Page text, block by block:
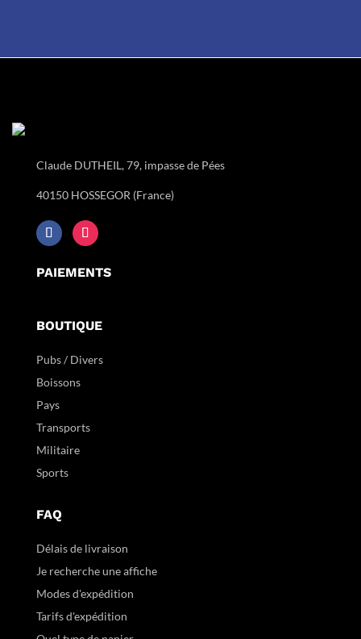
Claude DUTHEIL, 79, impasse de Pées
40150 HOSSEGOR (France)
PAIEMENTS
BOUTIQUE
Pubs / Divers
Boissons
Pays
Transports
Militaire
Sports
FAQ
Délais de livraison
Je recherche une affiche
Modes d'expédition
Tarifs d'expédition